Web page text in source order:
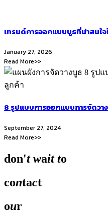
เทรนด์การออกแบบบูธที่น่าสนใ
January 27, 2026
Read More>>
8 รูปแบบการออกแบบการจัดวา
September 27, 2024
Read More>>
don't wait to
contact
our